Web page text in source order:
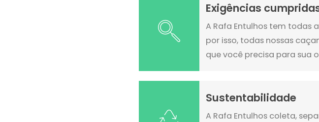
Exigências
A Rafa Entulhos tem todas
por isso, todas nossas
que você precisa para sua
Sustentabilidade
A Rafa Entulhos coleta,